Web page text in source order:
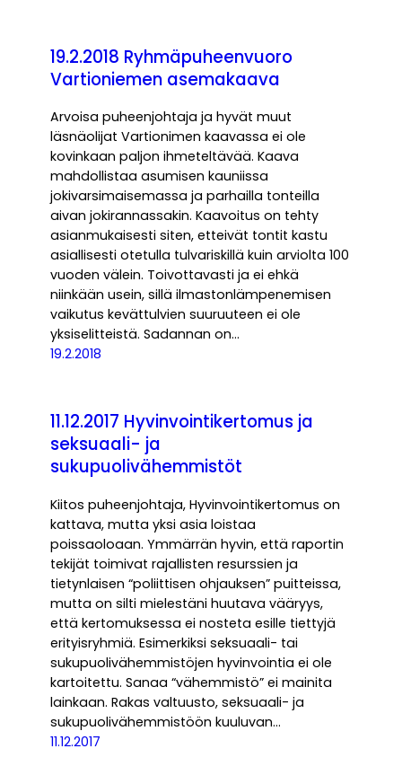
19.2.2018 Ryhmäpuheenvuoro
Vartioniemen asemakaava
Arvoisa puheenjohtaja ja hyvät muut
läsnäolijat Vartionimen kaavassa ei ole
kovinkaan paljon ihmeteltävää. Kaava
mahdollistaa asumisen kauniissa
jokivarsimaisemassa ja parhailla tonteilla
aivan jokirannassakin. Kaavoitus on tehty
asianmukaisesti siten, etteivät tontit kastu
asiallisesti otetulla tulvariskillä kuin arviolta 100
vuoden välein. Toivottavasti ja ei ehkä
niinkään usein, sillä ilmastonlämpenemisen
vaikutus kevättulvien suuruuteen ei ole
yksiselitteistä. Sadannan on…
19.2.2018
11.12.2017 Hyvinvointikertomus ja
seksuaali- ja
sukupuolivähemmistöt
Kiitos puheenjohtaja, Hyvinvointikertomus on
kattava, mutta yksi asia loistaa
poissaoloaan. Ymmärrän hyvin, että raportin
tekijät toimivat rajallisten resurssien ja
tietynlaisen “poliittisen ohjauksen” puitteissa,
mutta on silti mielestäni huutava vääryys,
että kertomuksessa ei nosteta esille tiettyjä
erityisryhmiä. Esimerkiksi seksuaali- tai
sukupuolivähemmistöjen hyvinvointia ei ole
kartoitettu. Sanaa “vähemmistö” ei mainita
lainkaan. Rakas valtuusto, seksuaali- ja
sukupuolivähemmistöön kuuluvan…
11.12.2017